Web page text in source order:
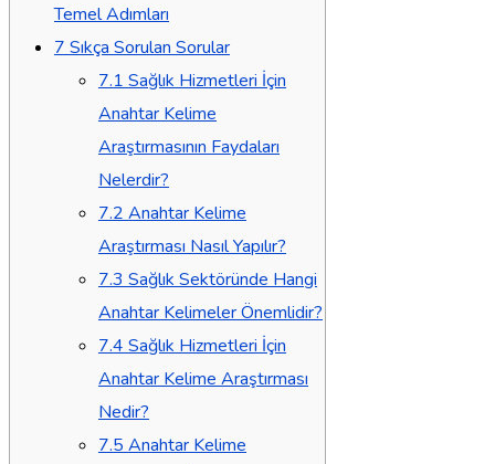
Temel Adımları
7 Sıkça Sorulan Sorular
7.1 Sağlık Hizmetleri İçin
Anahtar Kelime
Araştırmasının Faydaları
Nelerdir?
7.2 Anahtar Kelime
Araştırması Nasıl Yapılır?
7.3 Sağlık Sektöründe Hangi
Anahtar Kelimeler Önemlidir?
7.4 Sağlık Hizmetleri İçin
Anahtar Kelime Araştırması
Nedir?
7.5 Anahtar Kelime